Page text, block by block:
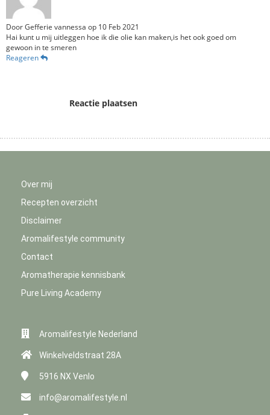
DoorGefferie vannessa op 10 Feb 2021
Hai kunt u mij uitleggen hoe ik die olie kan maken,is het ook goed om
gewoon in te smeren
Reageren
Reactie plaatsen
Over mij
Recepten overzicht
Disclaimer
Aromalifestyle community
Contact
Aromatherapie kennisbank
Pure Living Academy
Aromalifestyle Nederland
Winkelveldstraat 28A
5916 NX Venlo
info@aromalifestyle.nl